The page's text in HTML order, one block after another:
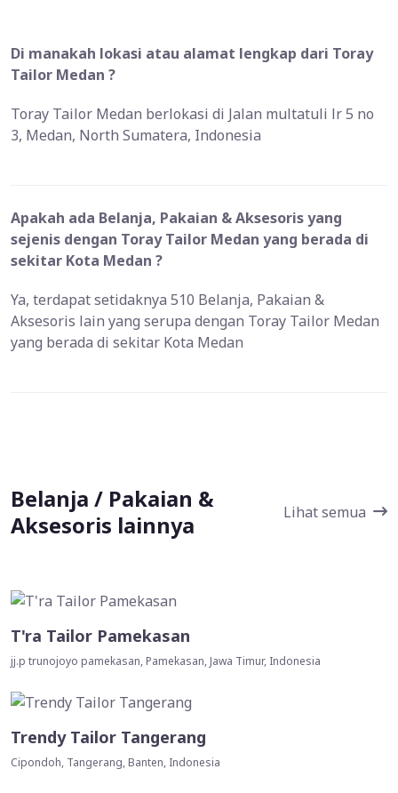
Di manakah lokasi atau alamat lengkap dari Toray
Tailor Medan ?
Toray Tailor Medan berlokasi di Jalan multatuli lr 5 no
3, Medan, North Sumatera, Indonesia
Apakah ada Belanja, Pakaian & Aksesoris yang
sejenis dengan Toray Tailor Medan yang berada di
sekitar Kota Medan ?
Ya, terdapat setidaknya 510 Belanja, Pakaian &
Aksesoris lain yang serupa dengan Toray Tailor Medan
yang berada di sekitar Kota Medan
Belanja / Pakaian &
Aksesoris lainnya
Lihat semua
T'ra Tailor Pamekasan
jj.p trunojoyo pamekasan, Pamekasan, Jawa Timur, Indonesia
Trendy Tailor Tangerang
Cipondoh, Tangerang, Banten, Indonesia